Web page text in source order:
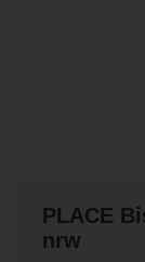
PLACE
nrw